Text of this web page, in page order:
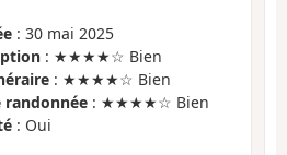
: 30 mai 2025
: ★★★★☆ Bien
: ★★★★☆ Bien
: ★★★★☆ Bien
: Oui